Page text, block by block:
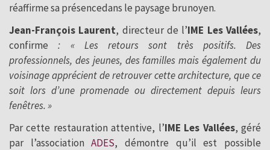
réaffirme sa présencedans le paysage brunoyen.
Jean-François Laurent, directeur de l’IME Les Vallées,
confirme: « Les retours sont très positifs. Des
professionnels, des jeunes, des familles mais également du
voisinage apprécient de retrouver cette architecture, que ce
soit lors d’une promenade ou directement depuis leurs
fenêtres. »
Par cette restauration attentive, l’IME Les Vallées, géré
par l’associationADES, démontre qu’il est possible